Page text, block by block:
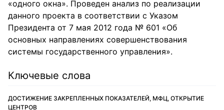
«одного окна». Проведен анализ по реализации
данного проекта в соответствии с Указом
Президента от 7 мая 2012 года № 601 «Об
основных направлениях совершенствования
системы государственного управления».
Ключевые слова
ДОСТИЖЕНИЕ ЗАКРЕПЛЕННЫХ ПОКАЗАТЕЛЕЙ, МФЦ, ОТКРЫТИЕ
ЦЕНТРОВ